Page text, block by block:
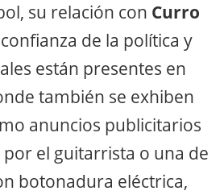
su relación con Curro
de la política y
están presentes en
también se exhiben
anuncios publicitarios
el guitarrista o una de
botonadura eléctrica,